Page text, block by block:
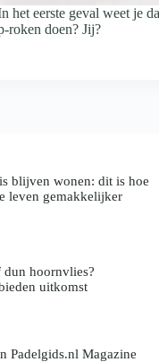
het eerste geval weet je
roken doen? Jij?
blijven wonen: dit is hoe
leven gemakkelijker
dun hoornvlies?
uitkomst
Padelgids.nl Magazine